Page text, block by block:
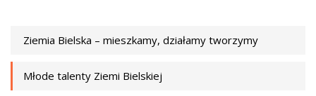
Ziemia Bielska – mieszkamy, działamy tworzymy
Młode talenty Ziemi Bielskiej